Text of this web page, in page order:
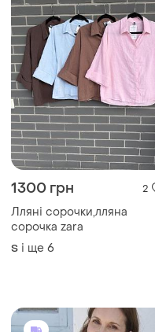
1300 грн 2
Лляні сорочки,лляна
сорочка zara
S і ще 6